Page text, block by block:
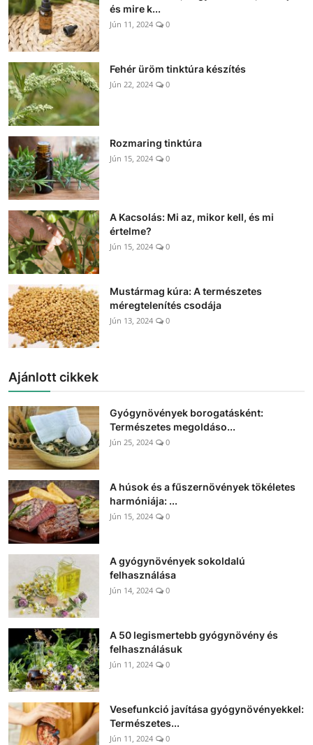
és mire k...
Jún 11, 2024 0
Fehér üröm tinktúra készítés
Jún 22, 2024 0
Rozmaring tinktúra
Jún 15, 2024 0
A Kacsolás: Mi az, mikor kell, és mi
értelme?
Jún 15, 2024 0
Mustármag kúra: A természetes
méregtelenítés csodája
Jún 13, 2024 0
Ajánlott cikkek
Gyógynövények borogatásként:
Természetes megoldáso...
Jún 25, 2024 0
A húsok és a fűszernövények tökéletes
harmóniája: ...
Jún 15, 2024 0
A gyógynövények sokoldalú
felhasználása
Jún 14, 2024 0
A 50 legismertebb gyógynövény és
felhasználásuk
Jún 11, 2024 0
Vesefunkció javítása gyógynövényekkel:
Természetes...
Jún 11, 2024 0